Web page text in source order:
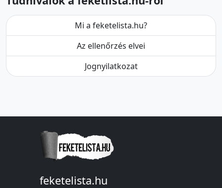
Mi a feketelista.hu?
Az ellenőrzés elvei
Jognyilatkozat
feketelista.hu